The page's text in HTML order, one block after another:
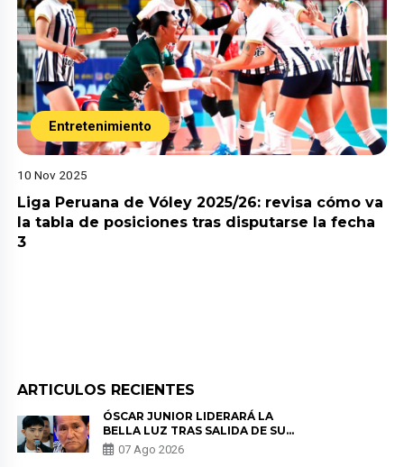
Entretenimiento
10 Nov 2025
Liga Peruana de Vóley 2025/26: revisa cómo va
la tabla de posiciones tras disputarse la fecha
3
ARTICULOS RECIENTES
ÓSCAR JUNIOR LIDERARÁ LA
BELLA LUZ TRAS SALIDA DE SU
PADRE POR POLÉMICA CON
NALDY SALDAÑA
07 Ago 2026